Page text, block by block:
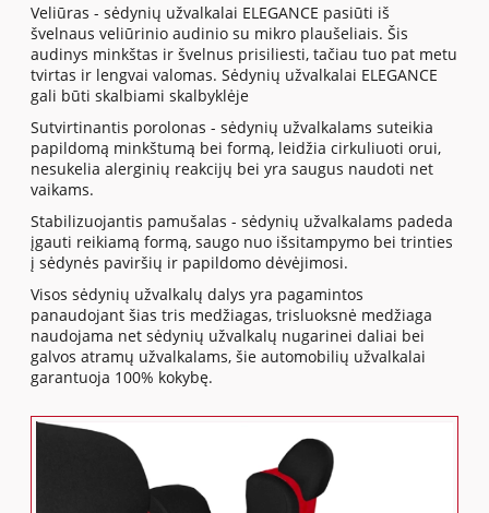
Veliūras - sėdynių užvalkalai ELEGANCE pasiūti iš
švelnaus veliūrinio audinio su mikro plaušeliais. Šis
audinys minkštas ir švelnus prisiliesti, tačiau tuo pat metu
tvirtas ir lengvai valomas. Sėdynių užvalkalai ELEGANCE
gali būti skalbiami skalbyklėje
Sutvirtinantis porolonas - sėdynių užvalkalams suteikia
papildomą minkštumą bei formą, leidžia cirkuliuoti orui,
nesukelia alerginių reakcijų bei yra saugus naudoti net
vaikams.
Stabilizuojantis pamušalas - sėdynių užvalkalams padeda
įgauti reikiamą formą, saugo nuo išsitampymo bei trinties
į sėdynės paviršių ir papildomo dėvėjimosi.
Visos sėdynių užvalkalų dalys yra pagamintos
panaudojant šias tris medžiagas, trisluoksnė medžiaga
naudojama net sėdynių užvalkalų nugarinei daliai bei
galvos atramų užvalkalams, šie automobilių užvalkalai
garantuoja 100% kokybę.